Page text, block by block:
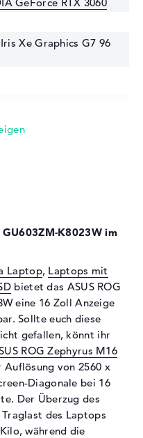
Xe Graphics G7 96
1600
entspiegelt, LED-
IPS
GU603ZM-K8023W im
Laptop, Laptops mit
bietet das ASUS ROG
eine 16 Zoll Anzeige
Sollte euch diese
gefallen, könnt ihr
ROG Zephyrus M16
Auflösung von 2560 x
Diagonale bei 16
Der Überzug des
des Laptops
während die